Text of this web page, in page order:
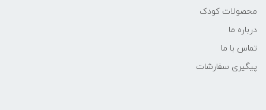
محصولات کودک
درباره ما
تماس با ما
پیگیری سفارشات